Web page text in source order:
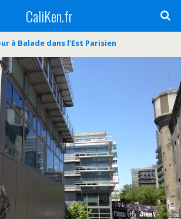
CaliKen.fr
à Balade dans l’Est Parisien